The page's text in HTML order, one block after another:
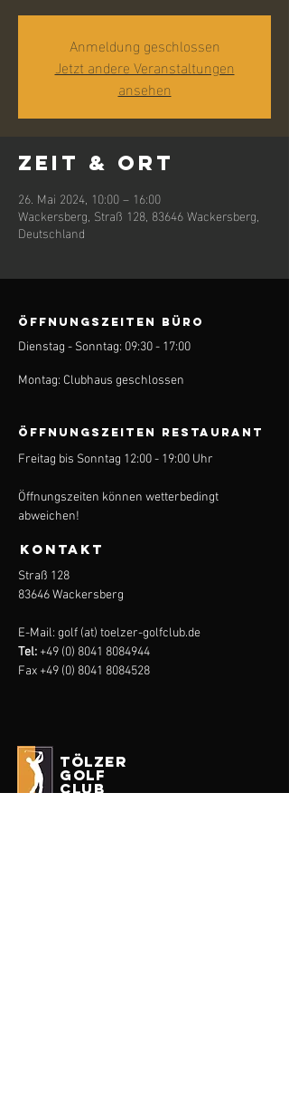
Anmeldung geschlossen
Jetzt andere Veranstaltungen
ansehen
Zeit & Ort
26. Mai 2024, 10:00 – 16:00
Wackersberg, Straß 128, 83646 Wackersberg,
Deutschland
ÖFFNUNGSZEITEN BÜRO
Dienstag - Sonntag: 09:30 - 17:00
Montag: Clubhaus geschlossen
ÖFFNUNGSZEITEN Restaurant
Freitag bis Sonntag 12:00 - 19:00 Uhr
Öffnungszeiten können wetterbedingt
abweichen!
KONTAKT
Straß 128
83646 Wackersberg
E-Mail: golf (at) toelzer-golfclub.de
Tel: +49 (0) 8041 8084944
Fax +49 (0) 8041 8084528
tölzer
golf
club